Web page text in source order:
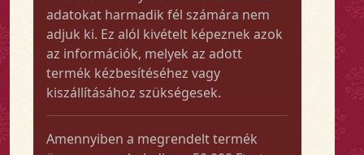
adatokat harmadik fél számára nem
adjuk ki. Ez alól kivételt képeznek azok
az információk, melyek az adott
termék kézbesítéséhez vagy
kiszállításához szükségesek.
Amennyiben a megrendelt termék